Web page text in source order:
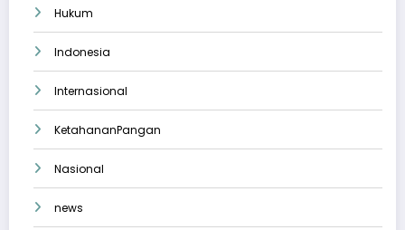
Hukum
Indonesia
Internasional
KetahananPangan
Nasional
news